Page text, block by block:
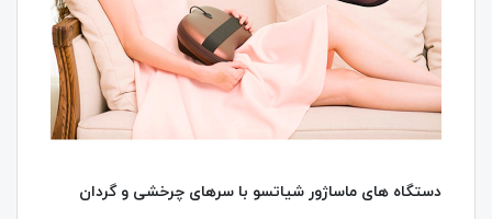
دستگاه های ماساژور شیاتسو با سرهای چرخشی و گردان